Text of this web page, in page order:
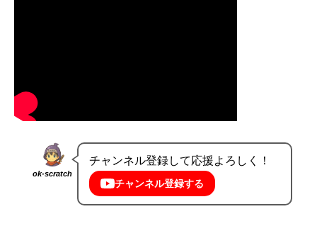
ok-scratch
チャンネル登録して応援よろしく！
チャンネル登録する